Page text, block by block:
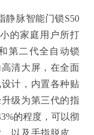
静脉智能门锁S50
的家庭用户所打
第二代全自动锁
清大屏，在全面
计，内置各种贴
级为第三代的指
的程度，可以彻